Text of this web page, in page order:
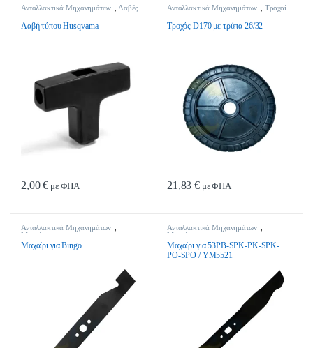
Ανταλλακτικά Μηχανημάτων Λαβές
Λαβή τύπου Husqvarna
2,00€ με ΦΠΑ
Ανταλλακτικά Μηχανημάτων
Τροχοί
Τροχός D170 με τρύπα 26/32
21,83€ με ΦΠΑ
Ανταλλακτικά Μηχανημάτων ,
Μαχαίρια
Μαχαίρι για Bingo
Ανταλλακτικά Μηχανημάτων ,
Μαχαίρια
Μαχαίρι για 53PB-SPK-PK-SPK-
PO-SPO / YM5521